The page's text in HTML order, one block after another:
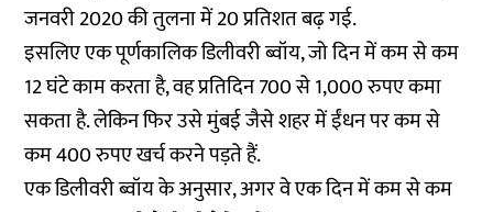
जनवरी 2020 की तुलना में 20 प्रतिशत बढ़ गई.
इसलिए एक पूर्णकालिक डिलीवरी ब्वॉय, जो दिन में कम से कम
12 घंटे काम करता है, वह प्रतिदिन 700 से 1,000 रुपए कमा
सकता है. लेकिन फिर उसे मुंबई जैसे शहर में ईंधन पर कम से
कम 400 रुपए खर्च करने पड़ते हैं.
एक डिलीवरी ब्वॉय के अनुसार, अगर वे एक दिन में कम से कम